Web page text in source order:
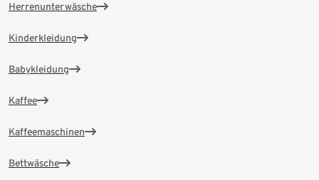
Herrenunterwäsche
Kinderkleidung
Babykleidung
Kaffee
Kaffeemaschinen
Bettwäsche